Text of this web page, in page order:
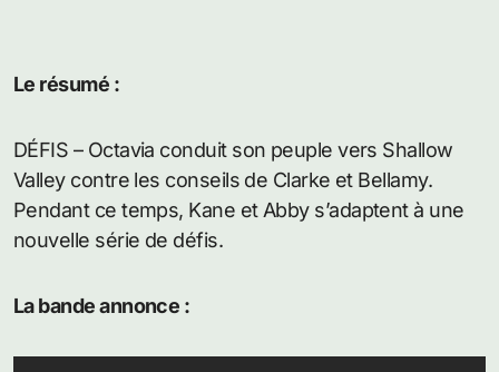
Le résumé :
DÉFIS – Octavia conduit son peuple vers Shallow
Valley contre les conseils de Clarke et Bellamy.
Pendant ce temps, Kane et Abby s’adaptent à une
nouvelle série de défis.
La bande annonce :